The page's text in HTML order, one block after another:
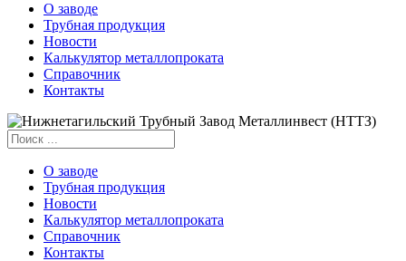
О заводе
Трубная продукция
Новости
Калькулятор металлопроката
Справочник
Контакты
О заводе
Трубная продукция
Новости
Калькулятор металлопроката
Справочник
Контакты